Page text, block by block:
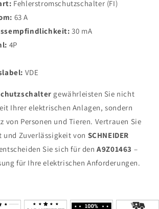
Fehlerstromschutzschalter (FI)
63 A
30 mA
4P
VDE
gewährleisten Sie nicht
Ihrer elektrischen Anlagen, sondern
von Personen und Tieren. Vertrauen Sie
Zuverlässigkeit von SCHNEIDER
Sie sich für denA9Z01463 –
für Ihre elektrischen Anforderungen.